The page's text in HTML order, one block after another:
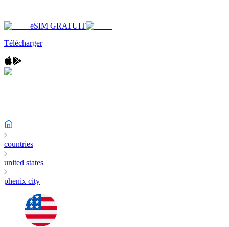
eSIM GRATUIT
Télécharger
countries
united states
phenix city